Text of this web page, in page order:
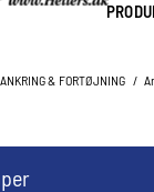
ANKRING & FORTØJNING /